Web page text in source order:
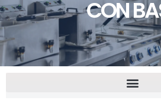
CON